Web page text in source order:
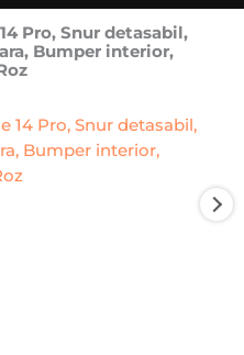
Pro, Snur detasabil,
Bumper interior,